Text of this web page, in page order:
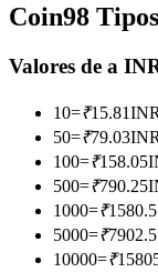
Copiar Trading
Únete a los
Coin98
Valores de a
10=₹15.81INR
50=₹79.03INR
100=₹158.05
500=₹790.25
1000=₹
5000=₹
10000=₹